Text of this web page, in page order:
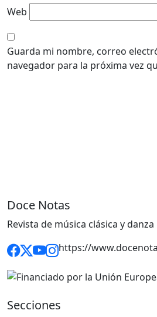
Web
Guarda mi nombre, correo
navegador para la próxima vez
Doce Notas
Revista de música clásica y danza
https://
Secciones